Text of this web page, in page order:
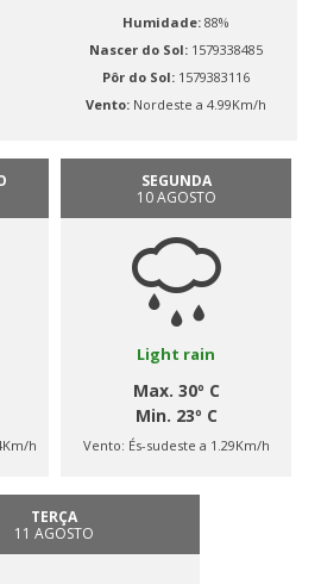
Humidade: 88%
Nascer do Sol: 1579338485
Pôr do Sol: 1579383116
Vento: Nordeste a 4.99Km/h
h
SEGUNDA
10 AGOSTO
Light rain
Max. 30º C
Min. 23º C
Vento: És-sudeste a 1.29Km/h
TERÇA
11 AGOSTO